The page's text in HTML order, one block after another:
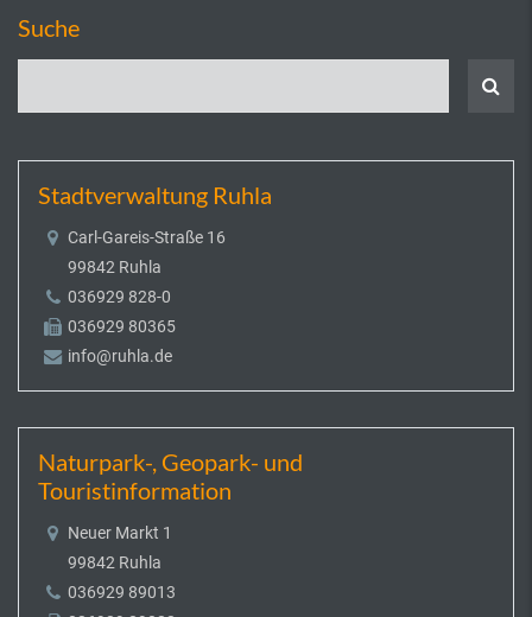
Suche
Stadtverwaltung Ruhla
Carl-Gareis-Straße 16
99842 Ruhla
036929 828-0
036929 80365
info@ruhla.de
Naturpark-, Geopark- und
Touristinformation
Neuer Markt 1
99842 Ruhla
036929 89013